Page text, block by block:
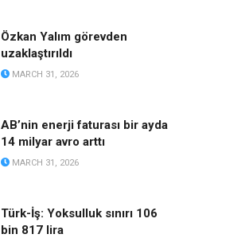
Özkan Yalım görevden
uzaklaştırıldı
MARCH 31, 2026
AB’nin enerji faturası bir ayda
14 milyar avro arttı
MARCH 31, 2026
Türk-İş: Yoksulluk sınırı 106
bin 817 lira